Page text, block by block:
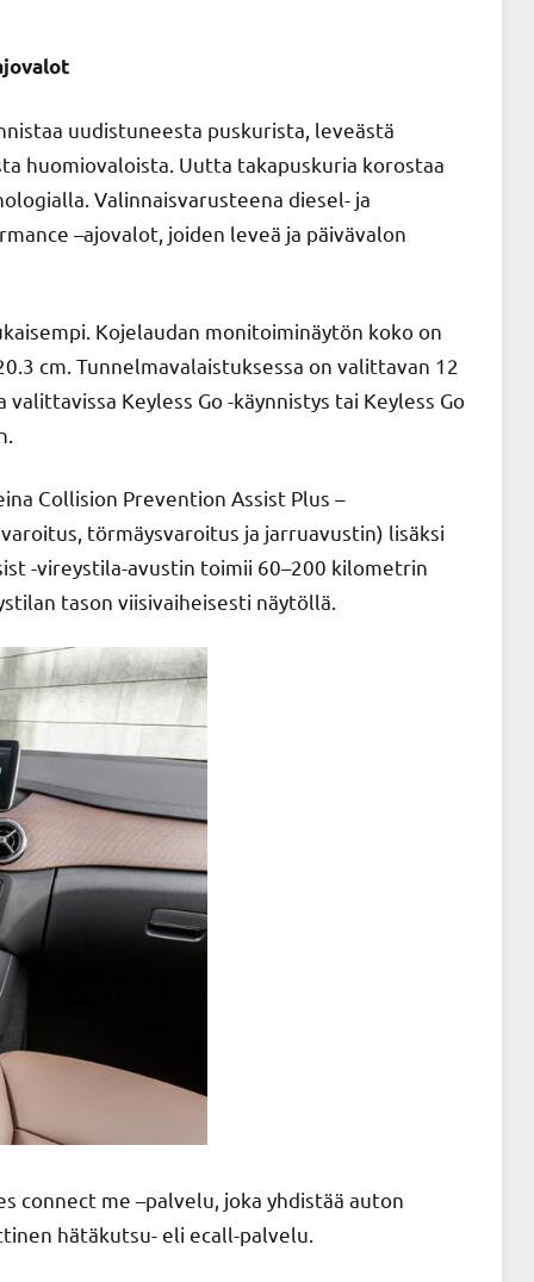
uudistuneesta puskurista, leveästä
huomiovaloista. Uutta takapuskuria korostaa
Valinnaisvarusteena diesel- ja
–ajovalot, joiden leveä ja päivävalon
Kojelaudan monitoiminäytön koko on
cm. Tunnelmavalaistuksessa on valittavan 12
Keyless Go -käynnistys tai Keyless Go
Collision Prevention Assist Plus –
törmäysvaroitus ja jarruavustin) lisäksi
-vireystila-avustin toimii 60–200 kilometrin
tason viisivaiheisesti näytöllä.
connect me –palvelu, joka yhdistää auton
hätäkutsu- eli ecall-palvelu.